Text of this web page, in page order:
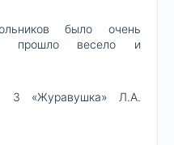
было очень
прошло весело и
«Журавушка» Л.А.